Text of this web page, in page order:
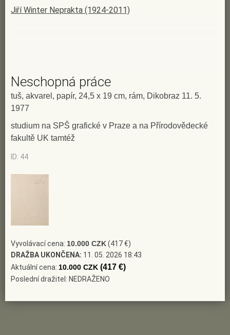
Jiří Winter Neprakta (1924-2011)
Neschopná práce
tuš, akvarel, papír, 24,5 x 19 cm, rám, Dikobraz 11. 5.
1977
studium na SPŠ grafické v Praze a na Přírodovědecké
fakultě UK tamtéž
ID: 44
Vyvolávací cena: 10.000 CZK(417 €)
DRAŽBA UKONČENA: 11. 05. 2026 18:43
Aktuální cena: 10.000 CZK (417 €)
Poslední dražitel: NEDRAŽENO